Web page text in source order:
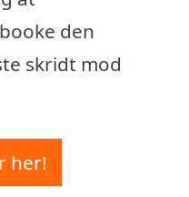
den
skridt mod
her!